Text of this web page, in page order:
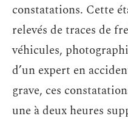
constatations. Cette
relevés de traces de
véhicules,
d’un expert en
grave, ces
une à deux heures